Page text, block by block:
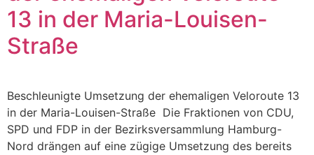
13 in der Maria-Louisen-
Straße
Beschleunigte Umsetzung der ehemaligen Veloroute 13
in der Maria-Louisen-Straße Die Fraktionen von CDU,
SPD und FDP in der Bezirksversammlung Hamburg-
Nord drängen auf eine zügige Umsetzung des bereits